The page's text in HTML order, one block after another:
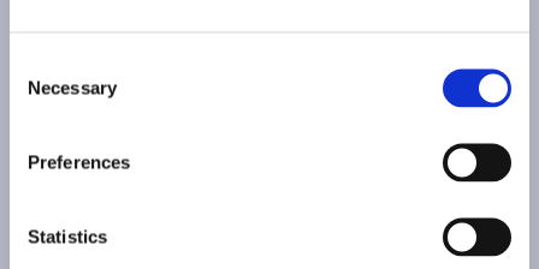
Selection
Necessary
Preferences
Statistics